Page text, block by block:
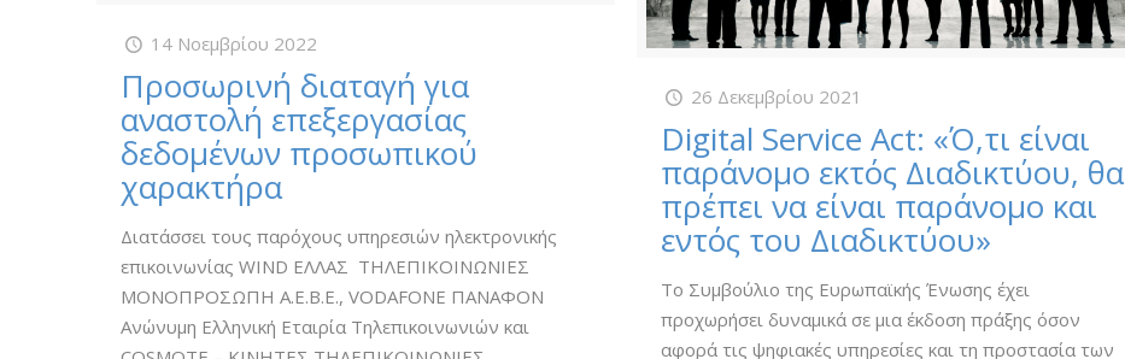
14 Νοεμβρίου 2022
Προσωρινή διαταγή για
αναστολή επεξεργασίας
δεδομένων προσωπικού
χαρακτήρα
Διατάσσει τους παρόχους υπηρεσιών ηλεκτρονικής
επικοινωνίας WIND ΕΛΛΑΣ ΤΗΛΕΠΙΚΟΙΝΩΝΙΕΣ
ΜΟΝΟΠΡΟΣΩΠΗ Α.Ε.Β.Ε., VODAFONE ΠΑΝΑΦΟΝ
Ανώνυμη Ελληνική Εταιρία Τηλεπικοινωνιών και
26 Δεκεμβρίου 2021
Digital Service Act: «Ό,τι είναι
παράνομο εκτός Διαδικτύου, θα
πρέπει να είναι παράνομο και
εντός του Διαδικτύου»
Το Συμβούλιο της Ευρωπαϊκής Ένωσης έχει
προχωρήσει δυναμικά σε μια έκδοση πράξης όσον
αφορά τις ψηφιακές υπηρεσίες και τη προστασία των